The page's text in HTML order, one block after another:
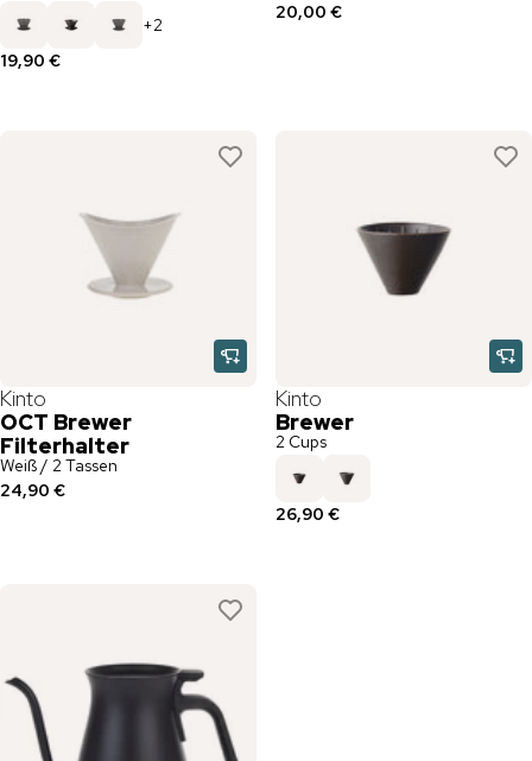
+2
19,90 €
20,00 €
Kinto
OCT Brewer
Filterhalter
Weiß / 2 Tassen
24,90 €
Kinto
Brewer
2 Cups
26,90 €